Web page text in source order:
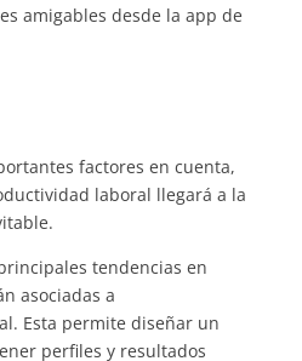
amigables desde la app de
factores en cuenta,
laboral llegará a la
tendencias en
asociadas a
Esta permite diseñar un
perfiles y resultados